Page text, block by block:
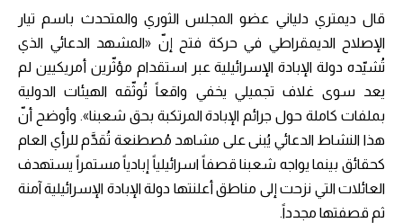
قال ديمتري دلياني عضو المجلس الثوري والمتحدث باسم تيار
الإصلاح الديمقراطي في حركة فتح إنّ «المشهد الدعائي الذي
تُشيّده دولة الإبادة الإسرائيلية عبر استقدام مؤثّرين أمريكيين لم
يعد سوى غلاف تجميلي يخفي واقعاً تُوثّقه الهيئات الدولية
بملفات كاملة حول جرائم الإبادة المرتكبة بحق شعبنا». وأوضح أنّ
هذا النشاط الدعائي يُبنى على مشاهد مُصطنعة تُقدَّم للرأي العام
كحقائق بينما يواجه شعبنا قصفاً اسرائيلياً إبادياً مستمراً يستهدف
العائلات التي نزحت إلى مناطق أعلنتها دولة الإبادة الإسرائيلية آمنة
ثم قصفتها مجدداً.